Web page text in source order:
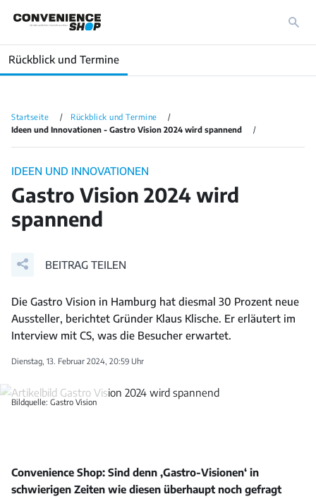
Rückblick und Termine
Startseite
Rückblick und Termine
Ideen und Innovationen - Gastro Vision 2024 wird spannend
IDEEN UND INNOVATIONEN
Gastro Vision 2024 wird
spannend
BEITRAG TEILEN
Die Gastro Vision in Hamburg hat diesmal 30 Prozent neue
Aussteller, berichtet Gründer Klaus Klische. Er erläutert im
Interview mit CS, was die Besucher erwartet.
Dienstag, 13. Februar 2024, 20:59 Uhr
Bildquelle: Gastro Vision
Convenience Shop: Sind denn ‚Gastro-Visionen‘ in
schwierigen Zeiten wie diesen überhaupt noch gefragt